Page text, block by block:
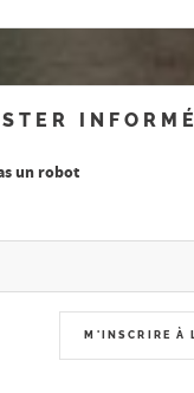
INFORMÉ
un robot